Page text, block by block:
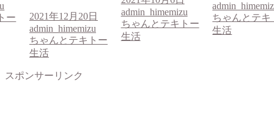
admin_himemizu
ちゃんとテキトー
生活
admin_himemizu
ちゃんとテキトー
生活
2021年12月20
スポンサーリンク